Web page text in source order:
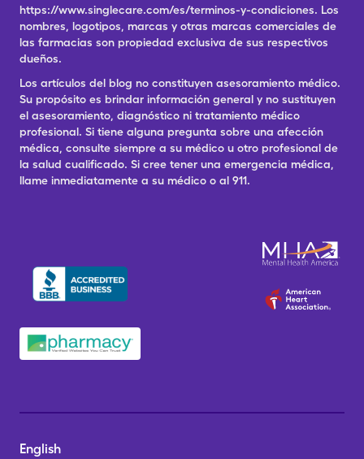
https://www.singlecare.com/es/terminos-y-condiciones. Los
nombres, logotipos, marcas y otras marcas comerciales de
las farmacias son propiedad exclusiva de sus respectivos
dueños.
Los artículos del blog no constituyen asesoramiento médico.
Su propósito es brindar información general y no sustituyen
el asesoramiento, diagnóstico ni tratamiento médico
profesional. Si tiene alguna pregunta sobre una afección
médica, consulte siempre a su médico u otro profesional de
la salud cualificado. Si cree tener una emergencia médica,
llame inmediatamente a su médico o al 911.
English